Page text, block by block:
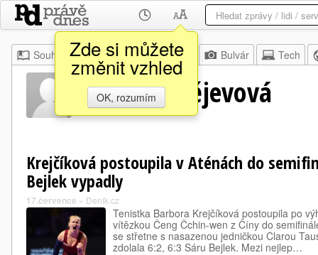
Zde si můžete
změnit vzhled
OK, rozumím
Souhrn Moje Z domova Bulvár Tech
Alina Kornějevová
Krejčíková postoupila v Aténách do
Bejlek vypadly
17.července » Deník.cz
Tenistka Barbora Krejčíková postoupila po
vítězkou Čeng Čchin-wen z Číny do
se střetne s nasazenou jedničkou Clarou
zdolala 6:2, 6:3 Sáru Bejlek. Mezi nejlep…